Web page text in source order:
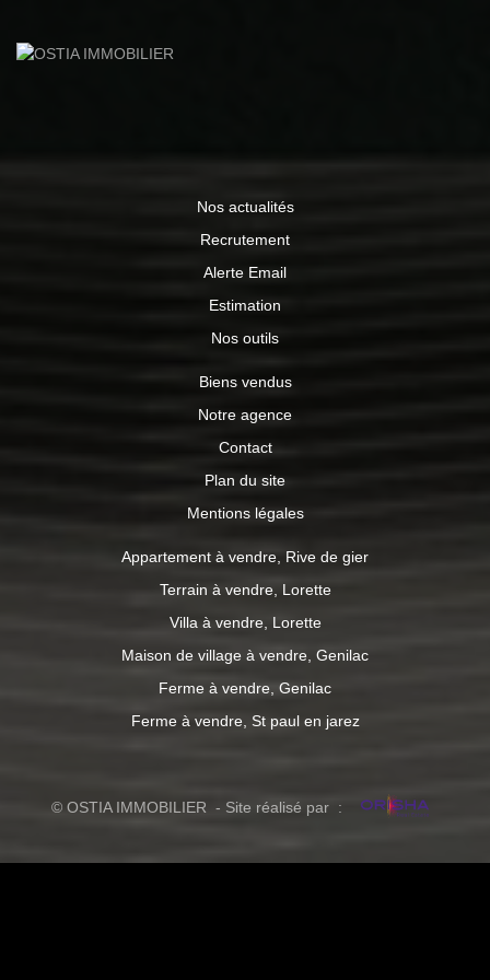
d'agence inclus charge vendeur Contactez Vincent
Nos actualités
Recrutement
Alerte Email
Estimation
Nos outils
Biens vendus
Notre agence
Contact
Plan du site
Mentions légales
Appartement à vendre, Rive de gier
Terrain à vendre, Lorette
Villa à vendre, Lorette
Maison de village à vendre, Genilac
Ferme à vendre, Genilac
Ferme à vendre, St paul en jarez
© OSTIA IMMOBILIER - Site réalisé par :